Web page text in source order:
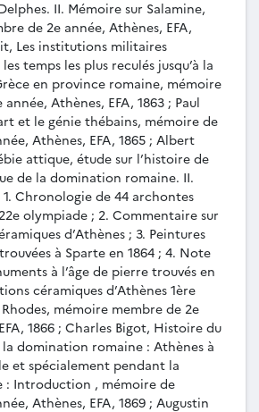
de membre de 3e année, Athènes,
- Jean-Pierre Sodini, Les
de Thasos, mémoire
3e année, Athènes, EFA, 1969.
- Jean-Jacques Maffre, Fragments
de style sévère trouvés à
de membre de 2e année,
- Jean-Jacques Maffre, Vases grecs
Canellopoulos (Athènes),
de 3e année, Athènes, EFA,
- Georges Rougemont, Le cippe
: la loi amphictyonique de 380 :
mémoire de membre de 3e
EFA, 1972.
- Bernard Holtzmann, Le thème
la sculpture de Thasos, mémoire
année, Athènes, EFA, [1972].
II. Mémoire sur Salamine,
de 2e année, Athènes, EFA,
Les institutions militaires
temps les plus reculés jusqu’à la
en province romaine, mémoire
Athènes, EFA, 1863 ; Paul
et le génie thébains, mémoire de
Athènes, EFA, 1865 ; Albert
attique, étude sur l’histoire de
de la domination romaine. II.
Chronologie de 44 archontes
olympiade ; 2. Commentaire sur
d’Athènes ; 3. Peintures
à Sparte en 1864 ; 4. Note
à l’âge de pierre trouvés en
céramiques d’Athènes 1ère
mémoire membre de 2e
1866 ; Charles Bigot, Histoire du
la domination romaine : Athènes à
et spécialement pendant la
: Introduction , mémoire de
Athènes, EFA, 1869 ; Augustin